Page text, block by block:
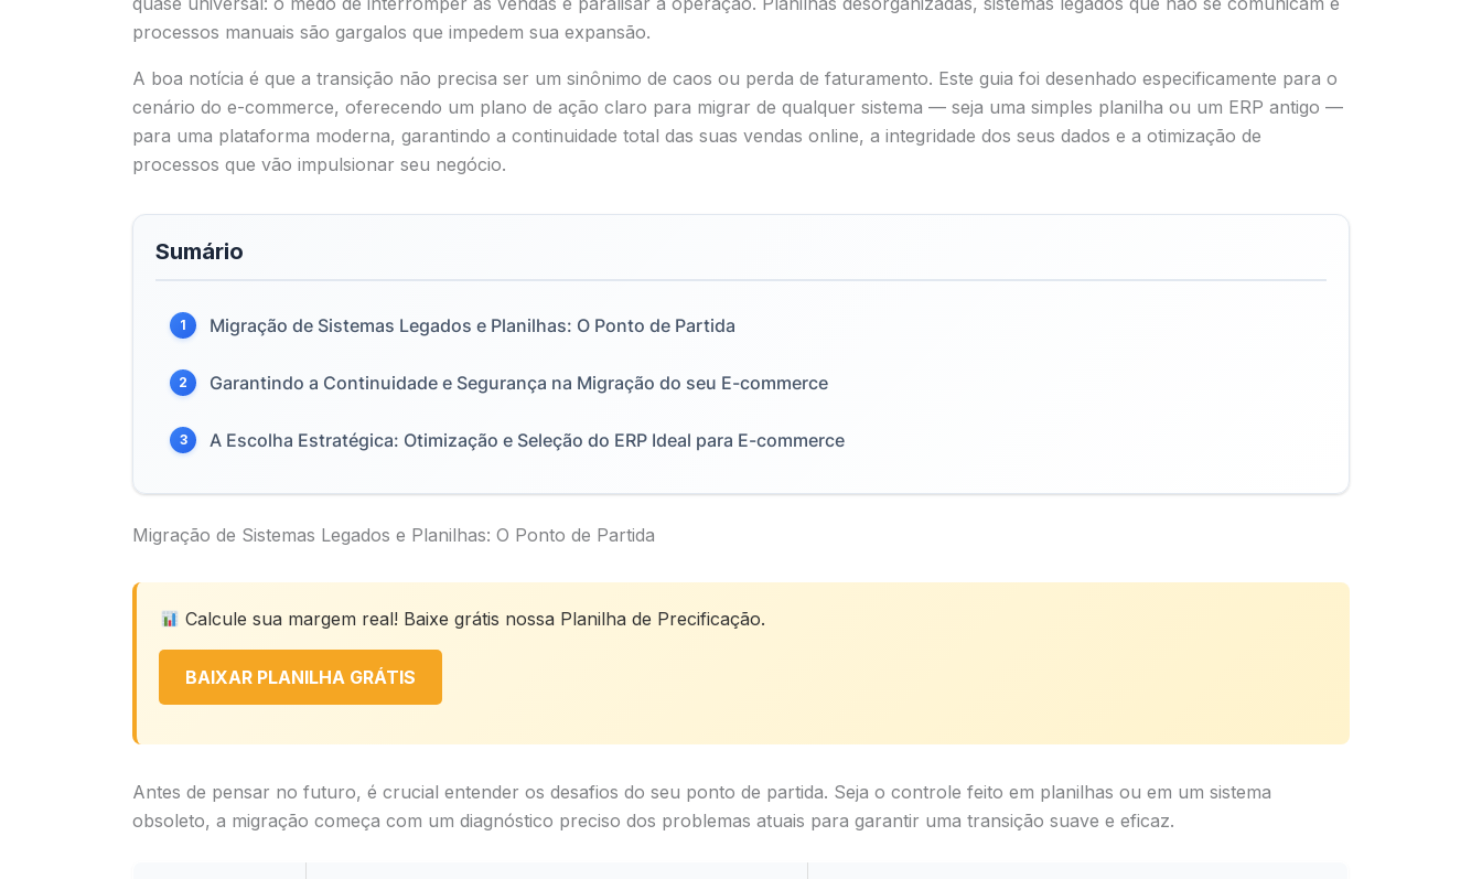
processos manuais são gargalos que impedem sua expansão.
A boa notícia é que a transição não precisa ser um sinônimo de caos ou perda de faturamento. Este guia foi desenhado especificamente para o
cenário do e-commerce, oferecendo um plano de ação claro para migrar de qualquer sistema — seja uma simples planilha ou um ERP antigo —
para uma plataforma moderna, garantindo a continuidade total das suas vendas online, a integridade dos seus dados e a otimização de
processos que vão impulsionar seu negócio.
Sumário
1 Migração de Sistemas Legados e Planilhas: O Ponto de Partida
2 Garantindo a Continuidade e Segurança na Migração do seu E-commerce
3 A Escolha Estratégica: Otimização e Seleção do ERP Ideal para E-commerce
Migração de Sistemas Legados e Planilhas: O Ponto de Partida
Calcule sua margem real! Baixe grátis nossa Planilha de Precificação.
BAIXAR PLANILHA GRÁTIS
Antes de pensar no futuro, é crucial entender os desafios do seu ponto de partida. Seja o controle feito em planilhas ou em um sistema
obsoleto, a migração começa com um diagnóstico preciso dos problemas atuais para garantir uma transição suave e eficaz.